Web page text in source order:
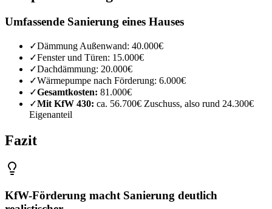
Umfassende Sanierung eines Hauses
✓Dämmung Außenwand: 40.000€
✓Fenster und Türen: 15.000€
✓Dachdämmung: 20.000€
✓Wärmepumpe nach Förderung: 6.000€
✓Gesamtkosten: 81.000€
✓Mit KfW 430: ca. 56.700€ Zuschuss, also rund 24.300€
Eigenanteil
Fazit
KfW-Förderung macht Sanierung deutlich